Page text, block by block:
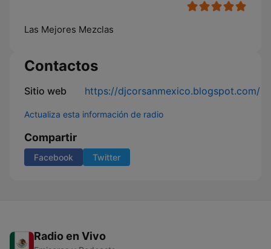
Las Mejores Mezclas
Contactos
Sitio web https://djcorsanmexico.blogspot.com/
Actualiza esta información de radio
Compartir
Facebook Twitter
Radio en Vivo